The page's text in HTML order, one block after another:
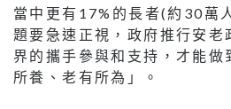
當中更有17%的長者(約30萬
題要急速正視，政府推行安老
界的攜手參與和支持，才能做
所養、老有所為」。